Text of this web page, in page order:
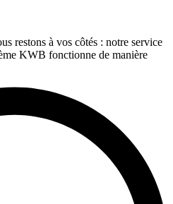
restons à vos côtés : notre service
KWB fonctionne de manière